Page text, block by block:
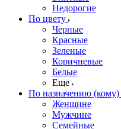
Недорогие
По цвету
Черные
Красные
Зеленые
Коричневые
Белые
Еще
По назначению (кому)
Женщине
Мужчине
Семейные